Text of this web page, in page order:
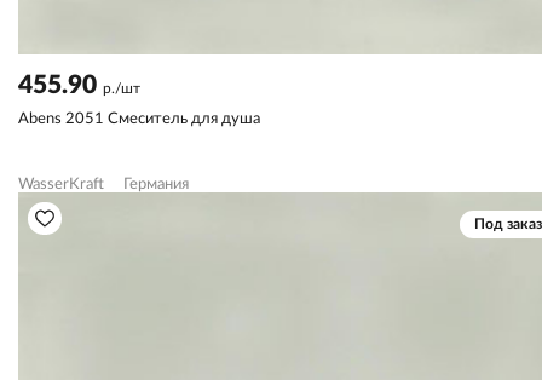
455.90 р./шт
Abens 2051 Смеситель для душа
WasserKraft Германия
Под заказ